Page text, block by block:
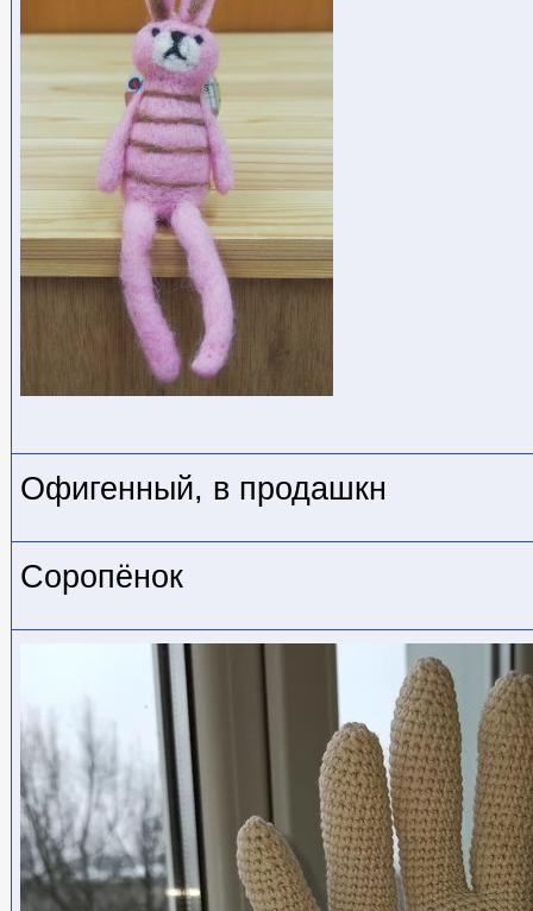
Офигенный, в продашкн
Соропёнок